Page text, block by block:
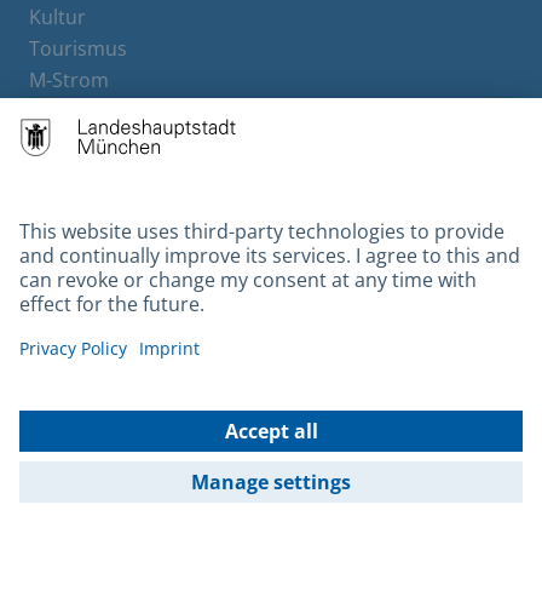
Kultur
Tourismus
M-Strom
Hotels
Contact
Barrierefreiheit
Leichte Sprache
Gebärdensprache
Kontakt